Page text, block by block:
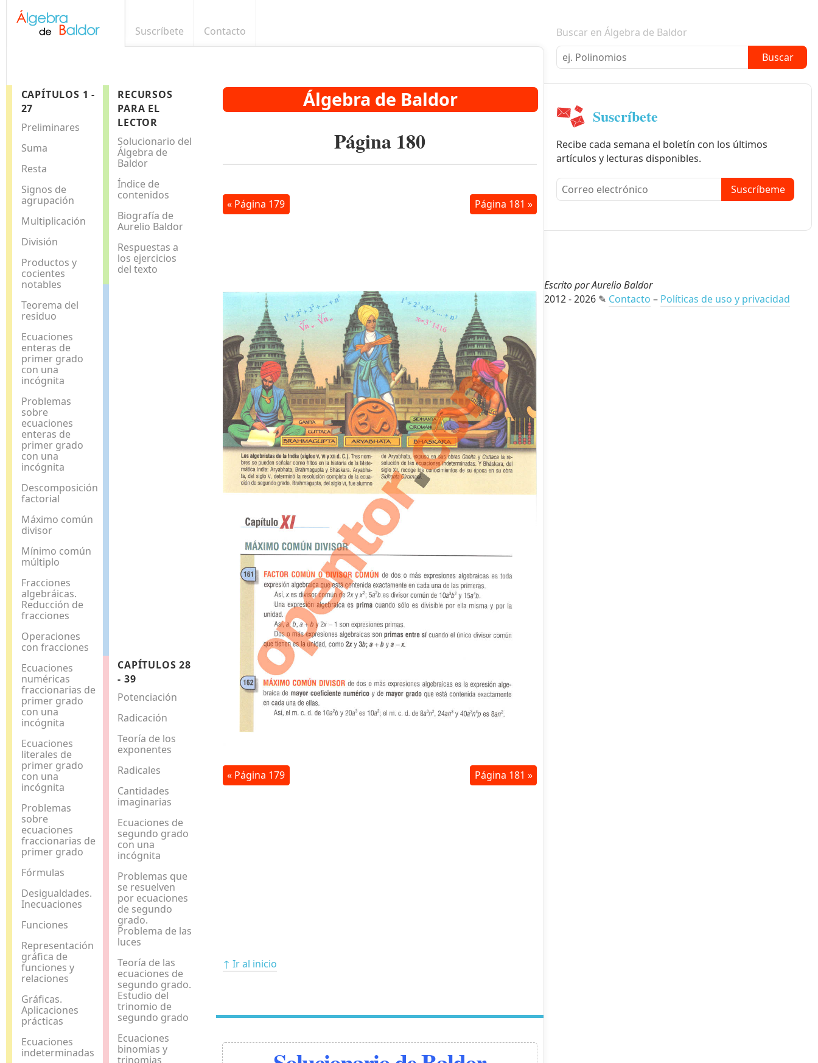
Suscríbete Contacto Boletín informativo
CAPÍTULOS 1 -
27
Preliminares
Suma
Resta
Signos de
agrupación
Multiplicación
División
Productos y
cocientes
notables
Teorema del
residuo
Ecuaciones
enteras de
primer grado
con una
incógnita
Problemas
sobre
ecuaciones
enteras de
primer grado
con una
incógnita
Descomposición
factorial
Máximo común
divisor
Mínimo común
múltiplo
Fracciones
algebráicas.
Reducción de
fracciones
Operaciones
con fracciones
Ecuaciones
numéricas
fraccionarias de
primer grado
con una
incógnita
Ecuaciones
literales de
primer grado
con una
incógnita
Problemas
sobre
ecuaciones
fraccionarias de
primer grado
Fórmulas
Desigualdades.
Inecuaciones
Funciones
Representación
gráfica de
funciones y
relaciones
Gráficas.
Aplicaciones
prácticas
Ecuaciones
indeterminadas
RECURSOS
PARA EL
LECTOR
Solucionario del
Álgebra de
Baldor
Índice de
contenidos
Biografía de
Aurelio Baldor
Respuestas a
los ejercicios
del texto
CAPÍTULOS 28
- 39
Potenciación
Radicación
Teoría de los
exponentes
Radicales
Cantidades
imaginarias
Ecuaciones de
segundo grado
con una
incógnita
Problemas que
se resuelven
por ecuaciones
de segundo
grado.
Problema de las
luces
Teoría de las
ecuaciones de
segundo grado.
Estudio del
trinomio de
segundo grado
Ecuaciones
binomias y
trinomias
Álgebra de Baldor
Página 180
« Página 179 Página 181 »
« Página 179 Página 181 »
↑ Ir al inicio
Buscar en Álgebra de Baldor
Buscar
Suscríbete
Recibe cada semana el boletín con los últimos
artículos y lecturas disponibles.
Suscríbeme
Escrito por Aurelio Baldor
2012 - 2026 ✎ Contacto – Políticas de uso y privacidad